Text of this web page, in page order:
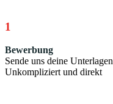
1
Bewerbung
Sende uns deine
Unkompliziert und direkt